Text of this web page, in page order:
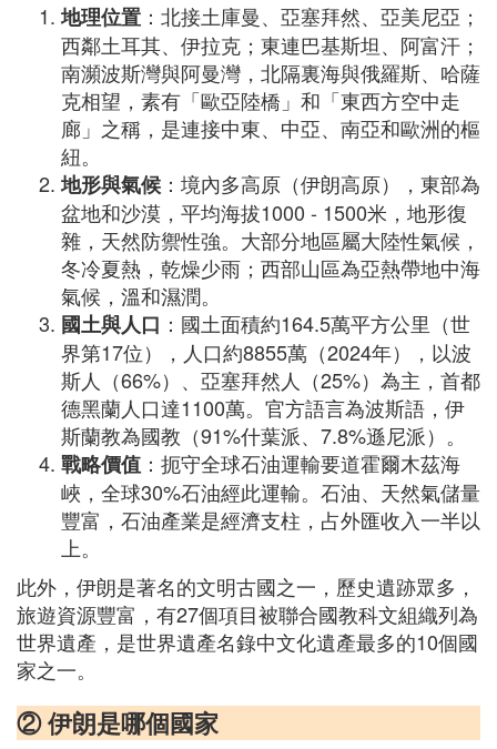
地理位置 ：北接土庫曼、亞塞拜然、亞美尼亞；
西鄰土耳其、伊拉克；東連巴基斯坦、阿富汗；
南瀕波斯灣與阿曼灣，北隔裏海與俄羅斯、哈薩
克相望，素有「歐亞陸橋」和「東西方空中走
廊」之稱，是連接中東、中亞、南亞和歐洲的樞
紐。
地形與氣候 ：境內多高原（伊朗高原），東部為
盆地和沙漠，平均海拔1000 - 1500米，地形復
雜，天然防禦性強。大部分地區屬大陸性氣候，
冬冷夏熱，乾燥少雨；西部山區為亞熱帶地中海
氣候，溫和濕潤。
國土與人口 ：國土面積約164.5萬平方公里（世
界第17位），人口約8855萬（2024年），以波
斯人（66%）、亞塞拜然人（25%）為主，首都
德黑蘭人口達1100萬。官方語言為波斯語，伊
斯蘭教為國教（91%什葉派、7.8%遜尼派）。
戰略價值 ：扼守全球石油運輸要道霍爾木茲海
峽，全球30%石油經此運輸。石油、天然氣儲量
豐富，石油產業是經濟支柱，占外匯收入一半以
上。
此外，伊朗是著名的文明古國之一，歷史遺跡眾多，
旅遊資源豐富，有27個項目被聯合國教科文組織列為
世界遺產，是世界遺產名錄中文化遺產最多的10個國
家之一。
② 伊朗是哪個國家